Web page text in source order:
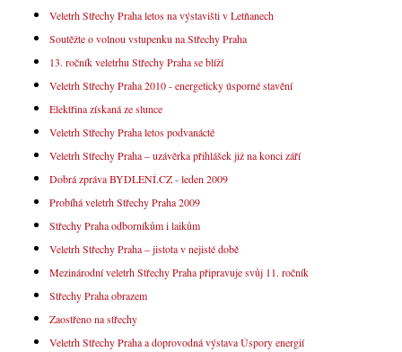
Veletrh Střechy Praha letos na výstavišti v Letňanech
Soutěžte o volnou vstupenku na Střechy Praha
13. ročník veletrhu Střechy Praha se blíží
Veletrh Střechy Praha 2010 - energeticky úsporné stavění
Elektřina získaná ze slunce
Veletrh Střechy Praha letos podvanácté
Veletrh Střechy Praha – uzávěrka přihlášek již na konci září
Dobrá zpráva BYDLENÍ.CZ - leden 2009
Probíhá veletrh Střechy Praha 2009
Střechy Praha odborníkům i laikům
Veletrh Střechy Praha – jistota v nejisté době
Mezinárodní veletrh Střechy Praha připravuje svůj 11. ročník
Střechy Praha obrazem
Zaostřeno na střechy
Veletrh Střechy Praha a doprovodná výstava Úspory energií